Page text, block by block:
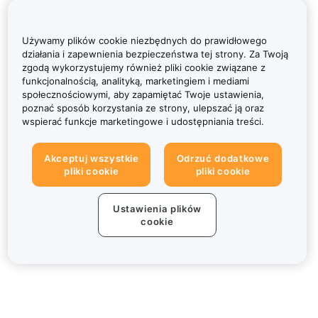
Używamy plików cookie niezbędnych do prawidłowego
działania i zapewnienia bezpieczeństwa tej strony. Za Twoją
zgodą wykorzystujemy również pliki cookie związane z
funkcjonalnością, analityką, marketingiem i mediami
społecznościowymi, aby zapamiętać Twoje ustawienia,
poznać sposób korzystania ze strony, ulepszać ją oraz
wspierać funkcje marketingowe i udostępniania treści.
Akceptuj wszystkie
pliki cookie
Odrzuć dodatkowe
pliki cookie
Ustawienia plików
cookie